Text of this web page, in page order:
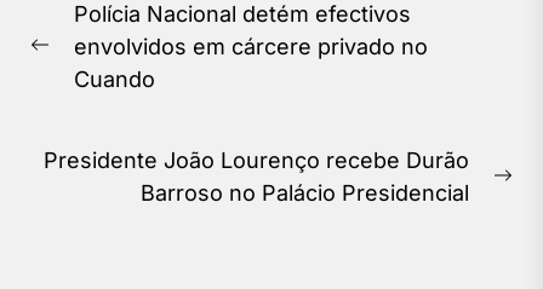
de
Post
Previous
post:
Polícia Nacional detém efectivos
envolvidos em cárcere privado no
Cuando
Presidente João Lourenço recebe Durão
Barroso no Palácio Presidencial